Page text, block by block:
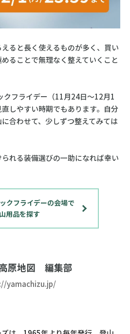
ると長く使えるものが多く、買い
ることで無理なく整えていくこと
フライデー（11月24日〜12月1
しやすい時期でもあります。自分
合わせて、少しずつ整えてみては
れる装備選びの一助になれば幸い
クフライデーの会場で
用品を探す
原地図 編集部
yamachizu.jp/